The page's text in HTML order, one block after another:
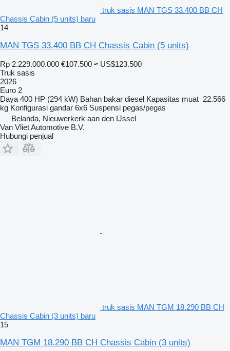
truk sasis MAN TGS 33.400 BB CH
Chassis Cabin (5 units) baru
14
MAN TGS 33.400 BB CH Chassis Cabin (5 units)
Rp 2.229.000.000 €107.500 ≈ US$123.500
Truk sasis
2026
Euro 2
Daya 400 HP (294 kW) Bahan bakar diesel Kapasitas muat 22.566
kg Konfigurasi gandar 6x6 Suspensi pegas/pegas
Belanda, Nieuwerkerk aan den IJssel
Van Vliet Automotive B.V.
Hubungi penjual
truk sasis MAN TGM 18.290 BB CH
Chassis Cabin (3 units) baru
15
MAN TGM 18.290 BB CH Chassis Cabin (3 units)